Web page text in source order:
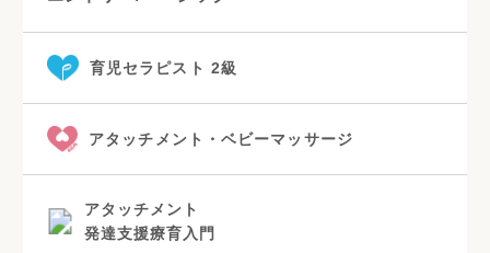
育児セラピスト 2級
アタッチメント・ベビーマッサージ
アタッチメント
発達支援療育入門